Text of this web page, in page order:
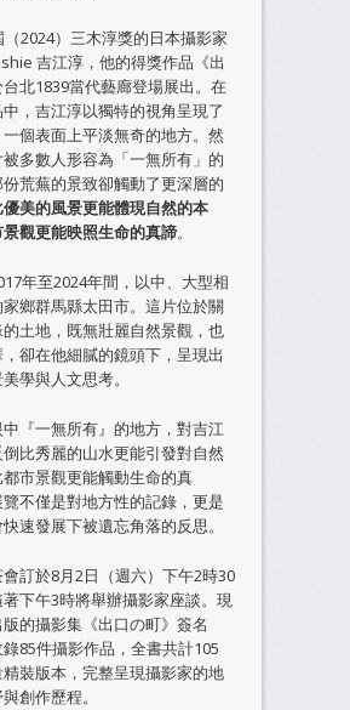
2024）三木淳獎的日本攝影家
吉江淳，他的得獎作品《出
北1839當代藝廊登場展出。在
，吉江淳以獨特的視角呈現了
個表面上平淡無奇的地方。然
多數人形容為「一無所有」的
荒蕪的景致卻觸動了更深層的
美的風景更能體現自然的本
觀更能映照生命的真諦。
年至2024年間，以中、大型相
鄉群馬縣太田市。這片位於關
土地，既無壯麗自然景觀，也
卻在他細膩的鏡頭下，呈現出
學與人文思考。
中『一無所有』的地方，對吉江
比秀麗的山水更能引發對自然
市景觀更能觸動生命的真
不僅是對地方性的記錄，更是
速發展下被遺忘角落的反思。
訂於8月2日（週六）下午2時30
下午3時將舉辦攝影家座談。現
的攝影集《出口の町》簽名
85件攝影作品，全書共計105
裝版本，完整呈現攝影家的地
創作歷程。